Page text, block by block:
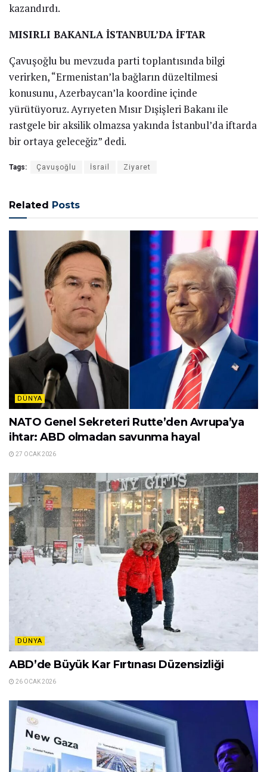
kazandırdı.
MISIRLI BAKANLA İSTANBUL’DA İFTAR
Çavuşoğlu bu mevzuda parti toplantısında bilgi
verirken, “Ermenistan’la bağların düzeltilmesi
konusunu, Azerbaycan’la koordine içinde
yürütüyoruz. Ayrıyeten Mısır Dışişleri Bakanı ile
rastgele bir aksilik olmazsa yakında İstanbul’da iftarda
bir ortaya geleceğiz” dedi.
Tags: Çavuşoğlu İsrail Ziyaret
Related Posts
DÜNYA
NATO Genel Sekreteri Rutte’den Avrupa’ya
ihtar: ABD olmadan savunma hayal
27 OCAK 2026
DÜNYA
ABD’de Büyük Kar Fırtınası Düzensizliği
26 OCAK 2026